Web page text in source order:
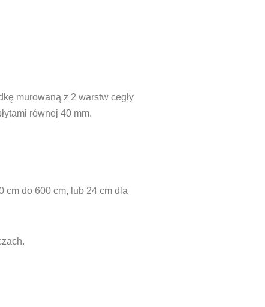
murowaną z 2 warstw cegły
równej 40 mm.
cm do 600 cm, lub 24 cm dla